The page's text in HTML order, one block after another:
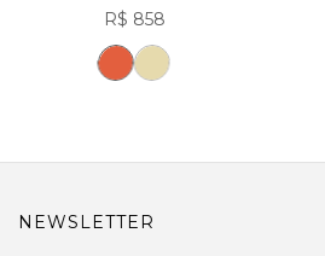
R$ 858
NEWSLETTER